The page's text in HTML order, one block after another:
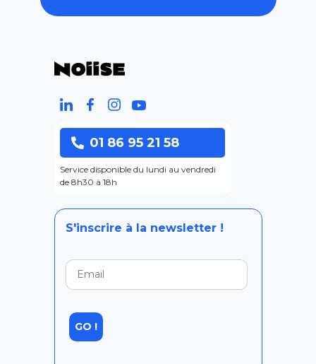
01 86 95 21 58
Service disponible du lundi au vendredi
de 8h30 à 18h
S'inscrire à la newsletter !